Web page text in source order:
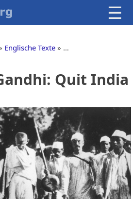
☰
Englische Texte Reden auf Englisch
Quit India